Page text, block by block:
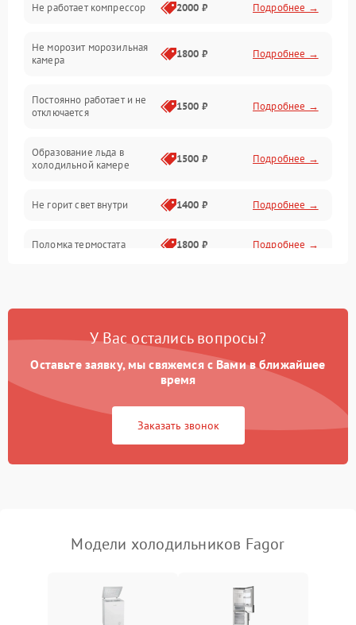
Электропитание
Дренаж
Не работает компрессор 2000 ₽ Подробнее →
Не морозит морозильная
камера
1800 ₽ Подробнее →
Постоянно работает и не
отключается
1500 ₽ Подробнее →
Образование льда в
холодильной камере
1500 ₽ Подробнее →
Не горит свет внутри 1400 ₽ Подробнее →
Поломка термостата 1800 ₽ Подробнее →
Образование конденсата
1800 ₽ Подробнее →
Сбой в работе инвертора
работе
2000 ₽ Подробнее →
У Вас остались вопросы?
Оставьте заявку, мы свяжемся с Вами в ближайшее
время
Заказать звонок
Модели холодильников Fagor